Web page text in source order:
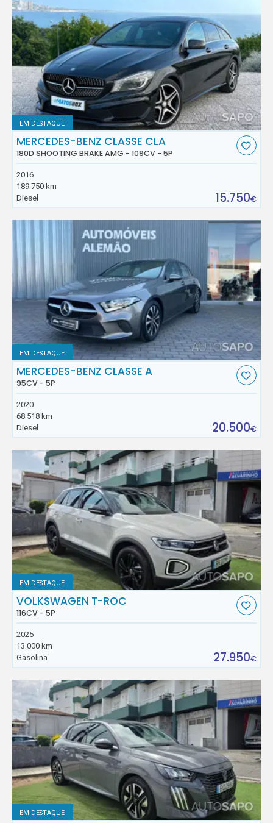
EM DESTAQUE
MERCEDES-BENZ CLASSE CLA
180D SHOOTING BRAKE AMG - 109CV - 5P
2016
189.750 km
Diesel
15.750€
EM DESTAQUE
MERCEDES-BENZ CLASSE A
95CV - 5P
2020
68.518 km
Diesel
20.500€
EM DESTAQUE
VOLKSWAGEN T-ROC
116CV - 5P
2025
13.000 km
Gasolina
27.950€
EM DESTAQUE